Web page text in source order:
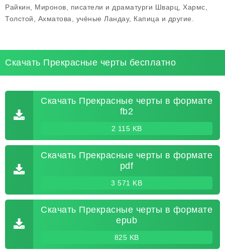
Райкин, Миронов, писатели и драматурги Шварц, Хармс,
Толстой, Ахматова, учёные Ландау, Капица и другие.
Скачать Прекрасные черты бесплатно
Скачать Прекрасные черты в формате
fb2
2 115 KB
Скачать Прекрасные черты в формате
pdf
3 571 KB
Скачать Прекрасные черты в формате
epub
825 KB